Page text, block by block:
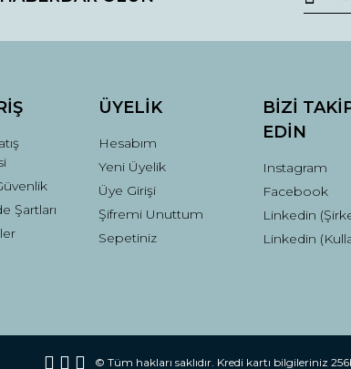
Yorum Yaz
Gönder
Şartları
ÜYELİK
Hesabım
Yeni Üyelik
Üye Girişi
Şifremi Unuttum
Sepetiniz
BİZİ
EDİN
Instagram
Facebook
Linkedin
Linkedin
© Tüm hakları saklıdır. Kredi kartı bilgileriniz